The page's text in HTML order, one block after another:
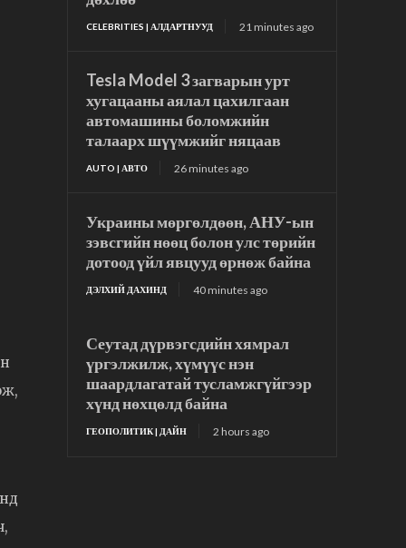
CELEBRITIES | АЛДАРТНУУД 21 minutes ago
Tesla Model 3 загварын урт
хугацааны аялал цахилгаан
автомашины боломжийн
талаарх шүүмжийг няцаав
AUTO | АВТО 26 minutes ago
Украины мөргөлдөөн, АНУ-ын
зэвсгийн нөөц болон улс төрийн
дотоод үйл явцууд өрнөж байна
ДЭЛХИЙ ДАХИНД 40 minutes ago
Сеутад дүрвэгсдийн хямрал
үргэлжилж, хүмүүс нэн
шаардлагатай тусламжгүйгээр
хүнд нөхцөлд байна
ГЕОПОЛИТИК | ДАЙН 2 hours ago